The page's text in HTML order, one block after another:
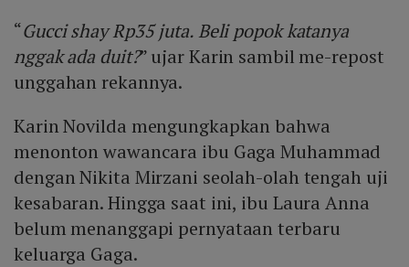
“Gucci shay Rp35 juta. Beli popok katanya
nggak ada duit?” ujar Karin sambil me-repost
unggahan rekannya.
Karin Novilda mengungkapkan bahwa
menonton wawancara ibu Gaga Muhammad
dengan Nikita Mirzani seolah-olah tengah uji
kesabaran. Hingga saat ini, ibu Laura Anna
belum menanggapi pernyataan terbaru
keluarga Gaga.